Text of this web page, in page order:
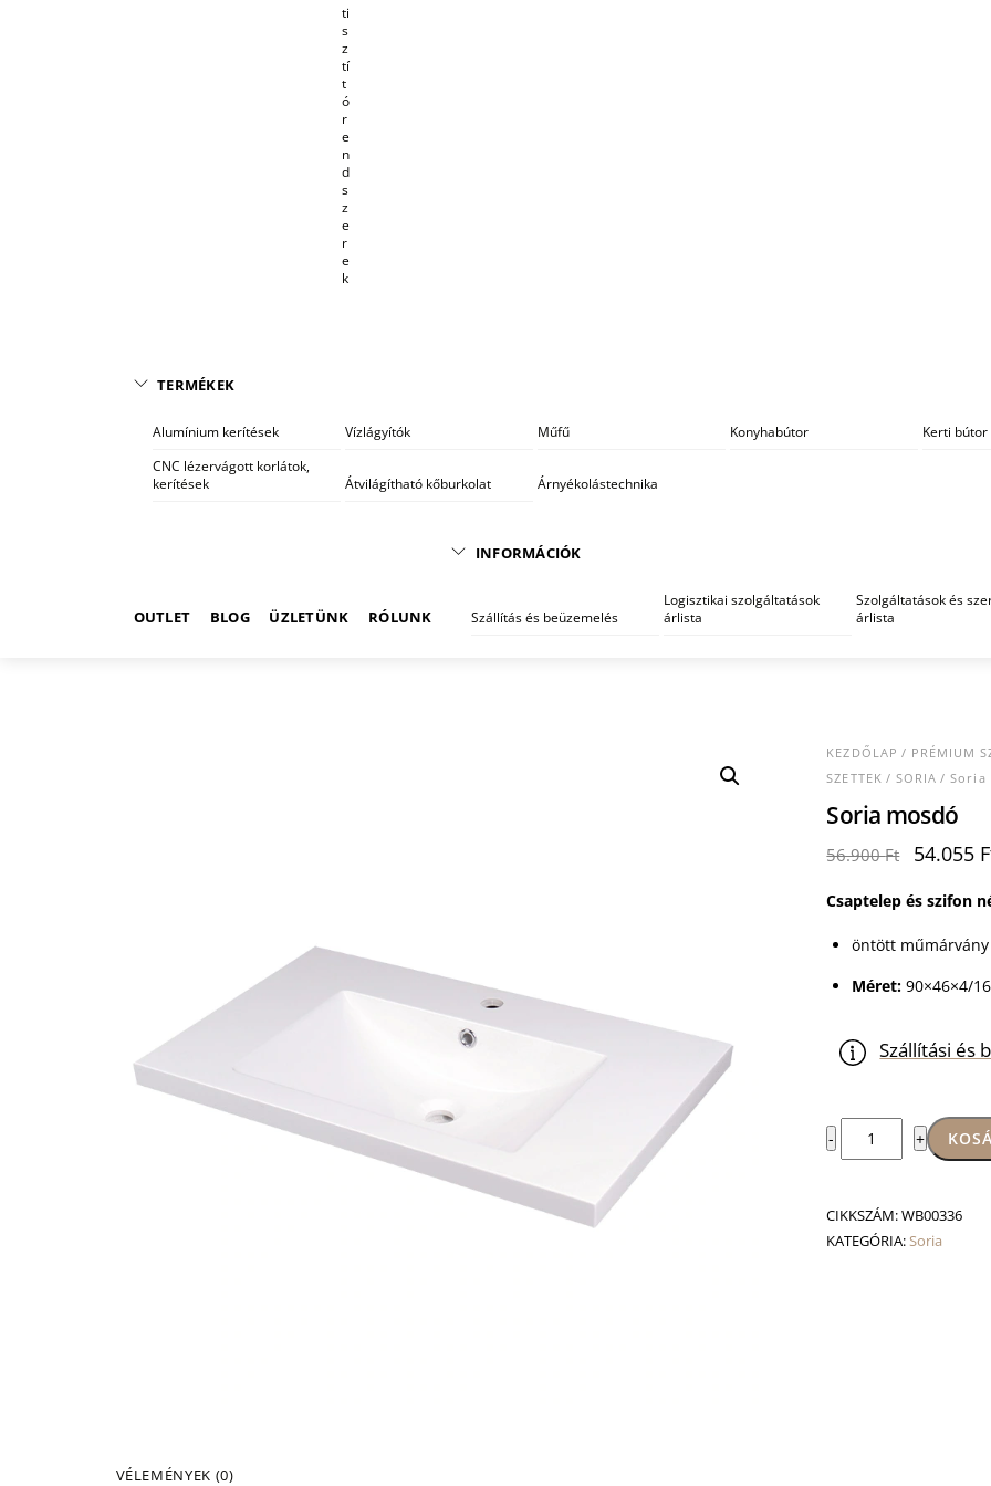
ti
s
z
tí
t
ó
r
e
n
d
s
z
e
r
e
k
TERMÉKEK
Alumínium kerítések Vízlágyítók Műfű Konyhabútor Kerti bútor
CNC lézervágott korlátok,
kerítések
Átvilágítható kőburkolat Árnyékolástechnika
OUTLET BLOG ÜZLETÜNK RÓLUNK
INFORMÁCIÓK
Szállítás és beüzemelés
Logisztikai szolgáltatások
árlista
Szolgáltatások és
árlista
KEZDŐLAP / PRÉMIUM
SZETTEK/ SORIA / Soria
Soria mosdó
56.900Ft
Original
was:
54.055
Csaptelep és szifon
öntött
Méret:90×46×4/
Szállítási és
-
Soria
mosdó
+
CIKKSZÁM:WB00336
KATEGÓRIA:Soria
VÉLEMÉNYEK (0)